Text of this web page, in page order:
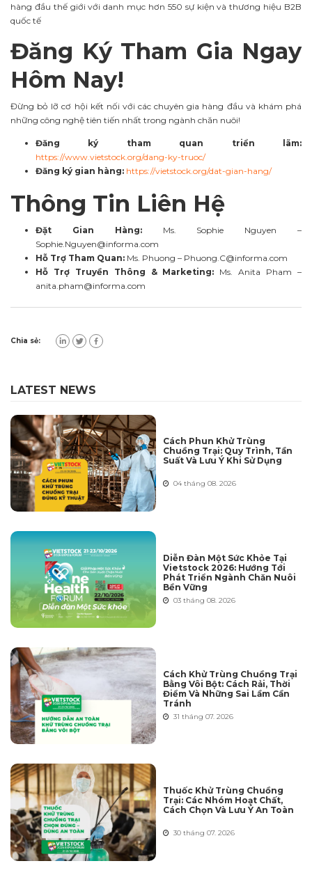
hàng đầu thế giới với danh mục hơn 550 sự kiện và thương hiệu B2B
quốc tế
Đăng Ký Tham Gia Ngay
Hôm Nay!
Đừng bỏ lỡ cơ hội kết nối với các chuyên gia hàng đầu và khám phá
những công nghệ tiên tiến nhất trong ngành chăn nuôi!
Đăng ký tham quan triển lãm:
https://www.vietstock.org/dang-ky-truoc/
Đăng ký gian hàng: https://vietstock.org/dat-gian-hang/
Thông Tin Liên Hệ
Đặt Gian Hàng:Ms. Sophie Nguyen –
Sophie.Nguyen@informa.com
Hỗ Trợ Tham Quan: Ms. Phuong – Phuong.C@informa.com
Hỗ Trợ Truyền Thông & Marketing: Ms. Anita Pham –
anita.pham@informa.com
Chia sẻ:
LATEST NEWS
Cách Phun Khử Trùng
Chuồng Trại: Quy Trình, Tần
Suất Và Lưu Ý Khi Sử Dụng
04 tháng 08. 2026
Diễn Đàn Một Sức Khỏe Tại
Vietstock 2026: Hướng Tới
Phát Triển Ngành Chăn Nuôi
Bền Vững
03 tháng 08. 2026
Cách Khử Trùng Chuồng Trại
Bằng Vôi Bột: Cách Rải, Thời
Điểm Và Những Sai Lầm Cần
Tránh
31 tháng 07. 2026
Thuốc Khử Trùng Chuồng
Trại: Các Nhóm Hoạt Chất,
Cách Chọn Và Lưu Ý An Toàn
30 tháng 07. 2026